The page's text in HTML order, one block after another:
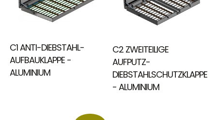
C1 ANTI-DIEBSTAHL-
AUFBAUKLAPPE -
ALUMINIUM
C2 ZWEITEILIGE
AUFPUTZ-
DIEBSTAHLSCHUTZKLAPPE
- ALUMINIUM